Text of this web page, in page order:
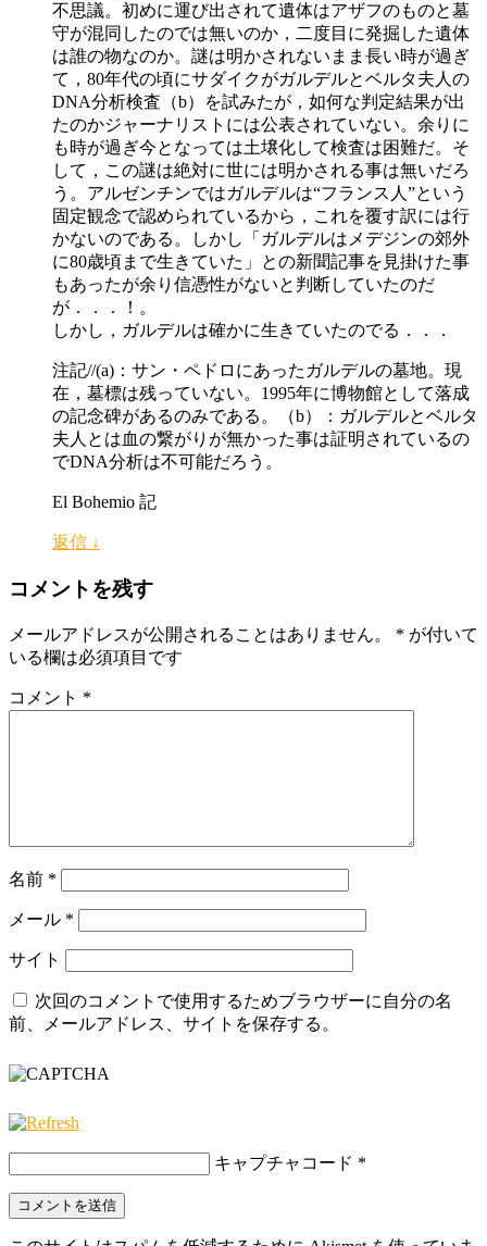
不思議。初めに運び出されて遺体はアザフのものと墓
守が混同したのでは無いのか，二度目に発掘した遺体
は誰の物なのか。謎は明かされないまま長い時が過ぎ
て，80年代の頃にサダイクがガルデルとベルタ夫人の
DNA分析検査（b）を試みたが，如何な判定結果が出
たのかジャーナリストには公表されていない。余りに
も時が過ぎ今となっては土壌化して検査は困難だ。そ
して，この謎は絶対に世には明かされる事は無いだろ
う。アルゼンチンではガルデルは“フランス人”という
固定観念で認められているから，これを覆す訳には行
かないのである。しかし「ガルデルはメデジンの郊外
に80歳頃まで生きていた」との新聞記事を見掛けた事
もあったが余り信憑性がないと判断していたのだ
が．．．！。
しかし，ガルデルは確かに生きていたのでる．．．
注記//(a)：サン・ペドロにあったガルデルの墓地。現
在，墓標は残っていない。1995年に博物館として落成
の記念碑があるのみである。（b）：ガルデルとベルタ
夫人とは血の繋がりが無かった事は証明されているの
でDNA分析は不可能だろう。
El Bohemio 記
返信 ↓
コメントを残す
メールアドレスが公開されることはありません。 * が付いて
いる欄は必須項目です
コメント *
名前 *
メール *
サイト
次回のコメントで使用するためブラウザーに自分の名
前、メールアドレス、サイトを保存する。
キャプチャコード *